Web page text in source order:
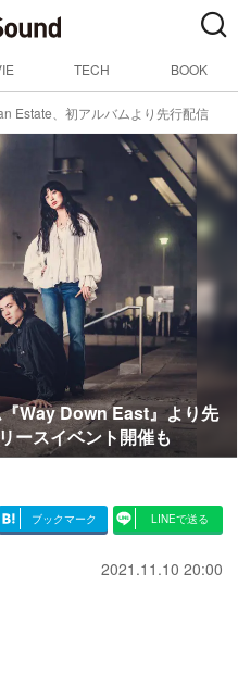
TECH BOOK
Estate、初アルバムより先行配信
Way Down East』より先
スイベント開催も
ブックマーク LINEで送る
2021.11.10 20:00